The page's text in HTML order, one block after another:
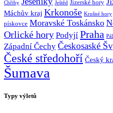
Chřiby Ještěd Jizerské hory
Máchův kraj Krkonoše Krušné hory
pískovce Moravské Toskánsko
Orlické hory Podyjí Praha
Západní Čechy Českosaské
České středohoří Český
Šumava
Typy výletů